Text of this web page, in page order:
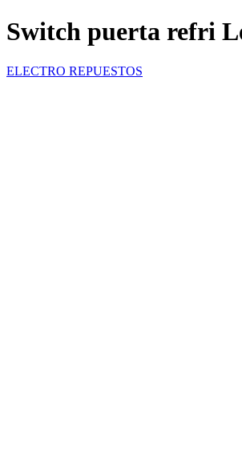
Switch puerta refri
ELECTRO REPUESTOS